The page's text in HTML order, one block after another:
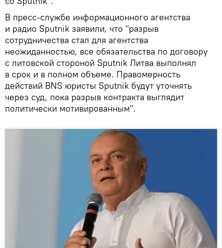
В пресс-службе информационного агентства
и радио Sputnik заявили, что "разрыв
сотрудничества стал для агентства
неожиданностью, все обязательства по договору
с литовской стороной Sputnik Литва выполнял
в срок и в полном объеме. Правомерность
действий BNS юристы Sputnik будут уточнять
через суд, пока разрыв контракта выглядит
политически мотивированным".